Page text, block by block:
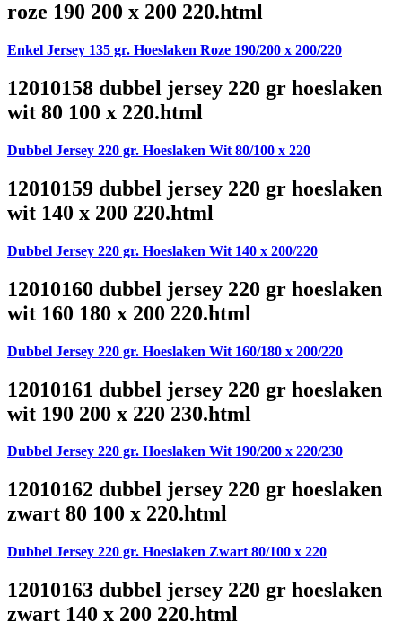
roze 190 200 x 200 220.html
Enkel Jersey 135 gr. Hoeslaken Roze 190/200 x 200/220
12010158 dubbel jersey 220 gr hoeslaken
wit 80 100 x 220.html
Dubbel Jersey 220 gr. Hoeslaken Wit 80/100 x 220
12010159 dubbel jersey 220 gr hoeslaken
wit 140 x 200 220.html
Dubbel Jersey 220 gr. Hoeslaken Wit 140 x 200/220
12010160 dubbel jersey 220 gr hoeslaken
wit 160 180 x 200 220.html
Dubbel Jersey 220 gr. Hoeslaken Wit 160/180 x 200/220
12010161 dubbel jersey 220 gr hoeslaken
wit 190 200 x 220 230.html
Dubbel Jersey 220 gr. Hoeslaken Wit 190/200 x 220/230
12010162 dubbel jersey 220 gr hoeslaken
zwart 80 100 x 220.html
Dubbel Jersey 220 gr. Hoeslaken Zwart 80/100 x 220
12010163 dubbel jersey 220 gr hoeslaken
zwart 140 x 200 220.html